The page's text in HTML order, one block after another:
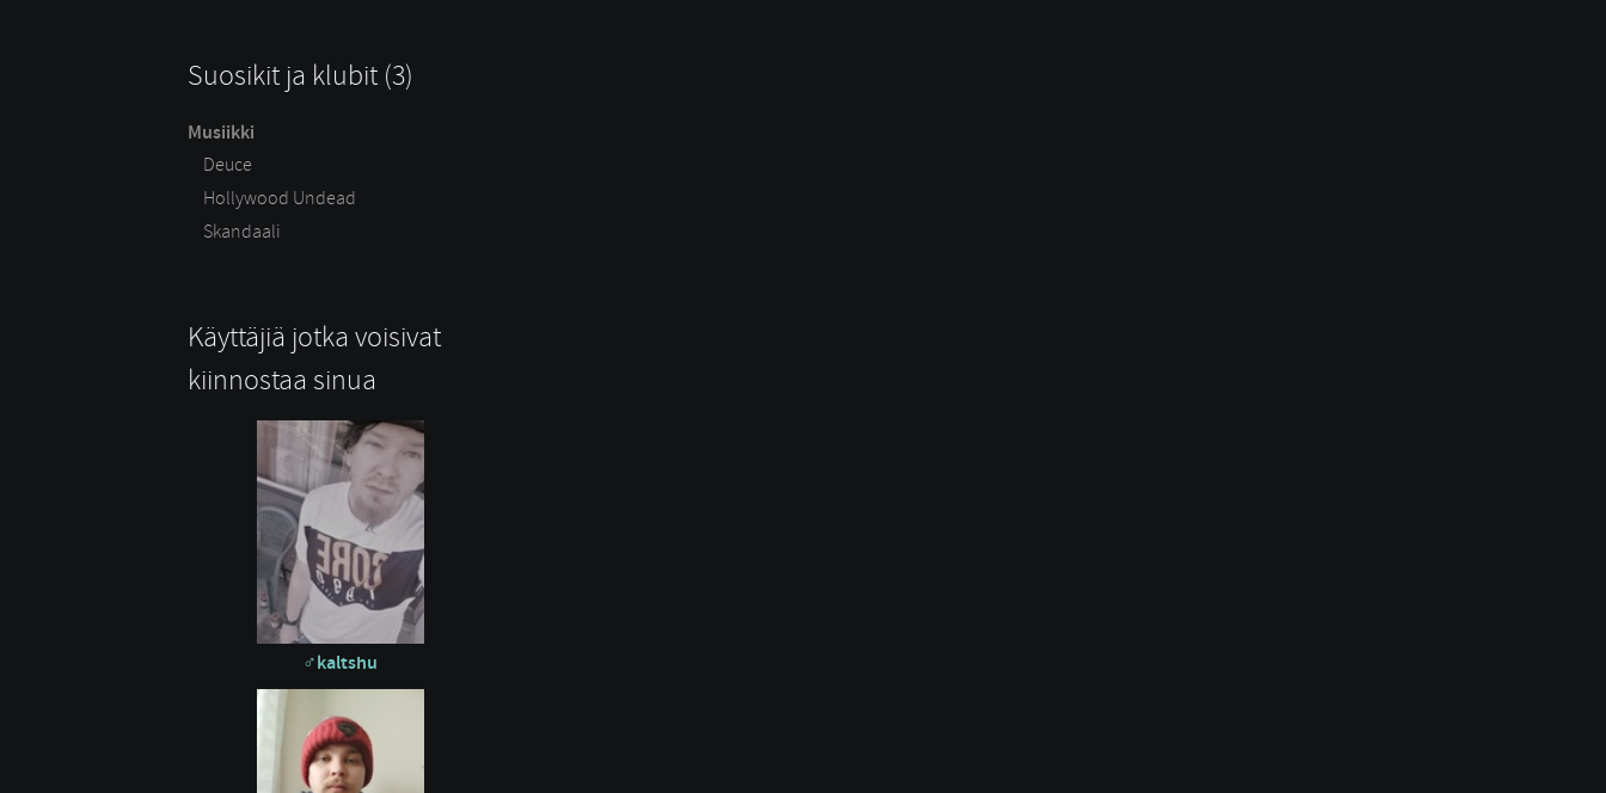
Suosikit ja klubit (3)
Musiikki
Deuce
Hollywood Undead
Skandaali
Käyttäjiä jotka voisivat
kiinnostaa sinua
kaltshu